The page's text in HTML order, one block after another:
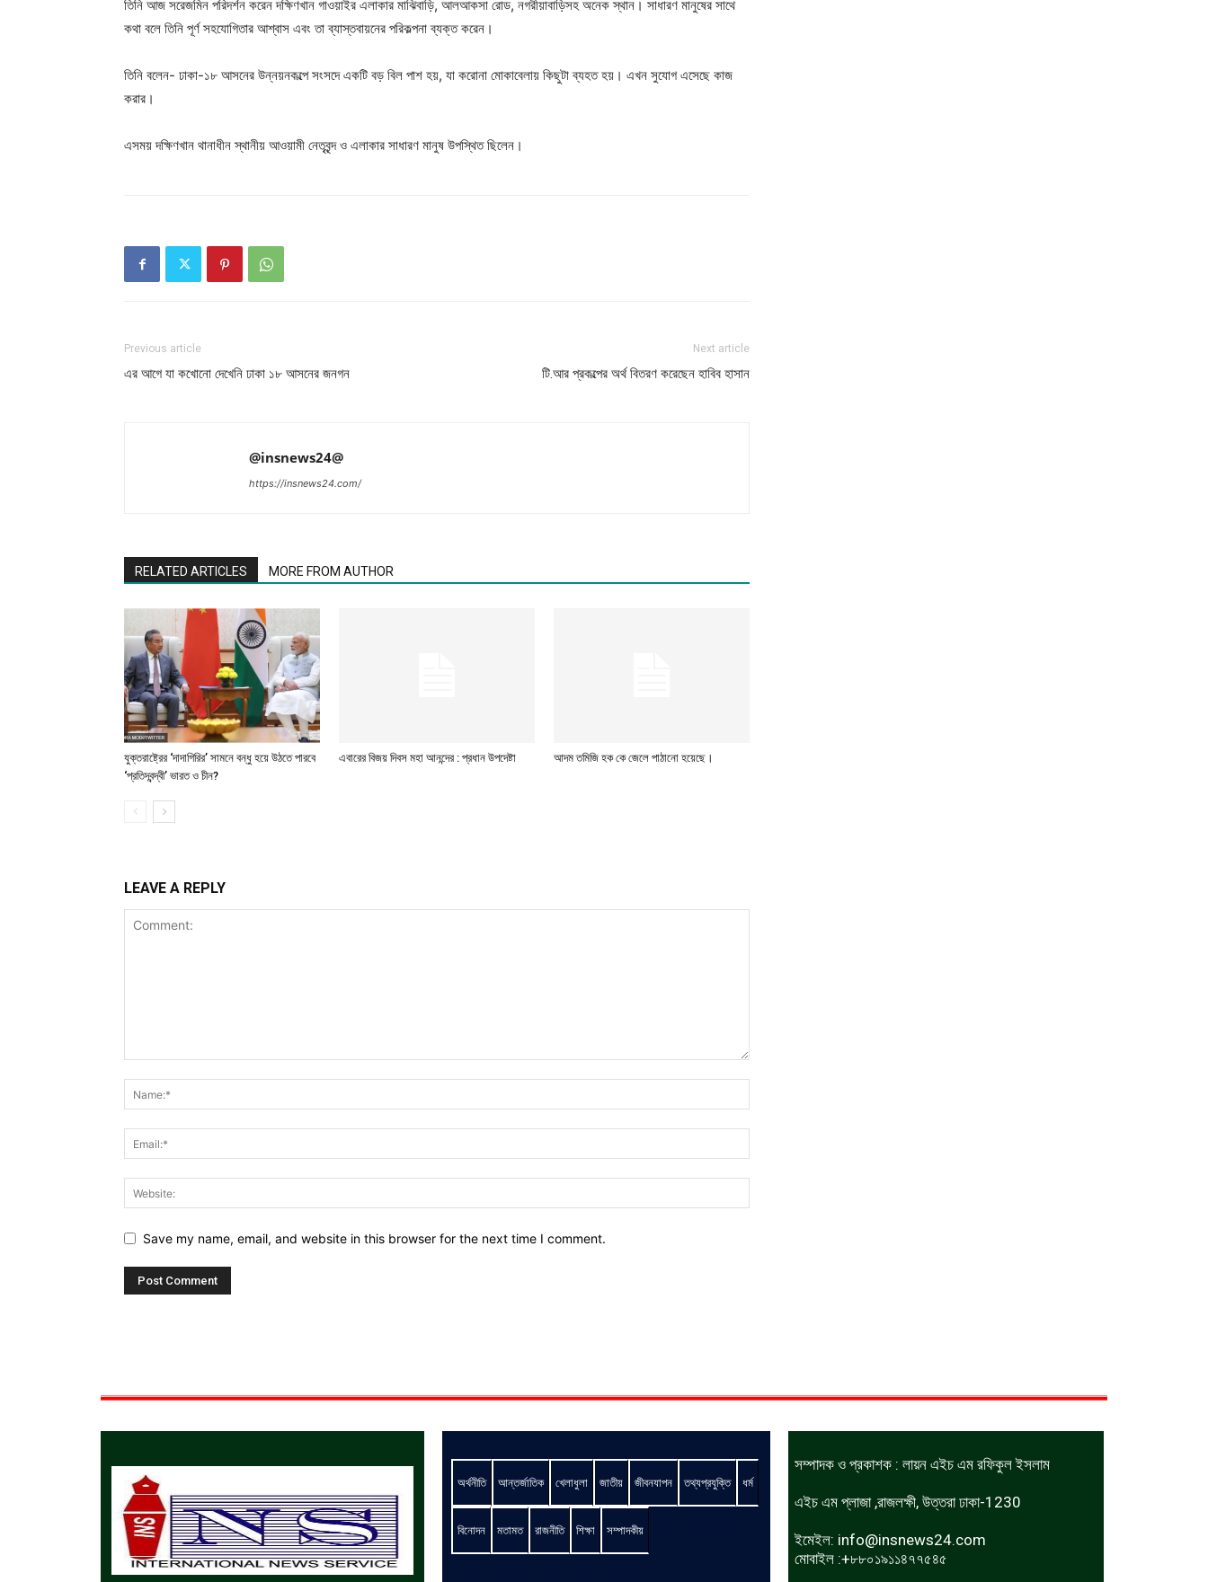
তিনি আজ সরেজমিন পরিদর্শন করেন দক্ষিণখান গাওয়াইর এলাকার মাঝিবাড়ি, আলআকসা রোড, নগরীয়াবাড়িসহ অনেক স্থান। সাধারণ মানুষের সাথে
কথা বলে তিনি পূর্ণ সহযোগিতার আশ্বাস এবং তা ব্যাস্তবায়নের পরিকল্পনা ব্যক্ত করেন।
তিনি বলেন- ঢাকা-১৮ আসনের উন্নয়নকল্পে সংসদে একটি বড় বিল পাশ হয়, যা করোনা মোকাবেলায় কিছুটা ব্যহত হয়। এখন সুযোগ এসেছে কাজ
করার।
এসময় দক্ষিণখান থানাধীন স্থানীয় আওয়ামী নেতৃবৃন্দ ও এলাকার সাধারণ মানুষ উপস্থিত ছিলেন।
Previous article
এর আগে যা কখোনো দেখেনি ঢাকা ১৮ আসনের জনগন
Next article
টি.আর প্রকল্পের অর্থ বিতরণ করেছেন হাবিব হাসান
@insnews24@
https://insnews24.com/
RELATED ARTICLES MORE FROM AUTHOR
যুক্তরাষ্ট্রের ‘দাদাগিরির’ সামনে বন্ধু হয়ে উঠতে পারবে
‘প্রতিদ্বন্দ্বী’ ভারত ও চীন?
এবারের বিজয় দিবস মহা আনন্দের : প্রধান উপদেষ্টা আদম তমিজি হক কে জেলে পাঠানো হয়েছে।
LEAVE A REPLY
Save my name, email, and website in this browser for the next time I comment.
অর্থনীতি আন্তর্জাতিক খেলাধুলা জাতীয় জীবনযাপন তথ্যপ্রযুক্তি ধর্ম
বিনোদন মতামত রাজনীতি শিক্ষা সম্পাদকীয়
সম্পাদক ও প্রকাশক : লায়ন এইচ এম রফিকুল ইসলাম
এইচ এম প্লাজা ,রাজলক্ষী, উত্তরা ঢাকা-1230
ইমেইল: info@insnews24.com
মোবাইল :+৮৮০১৯১১৪৭৭৫৪৫